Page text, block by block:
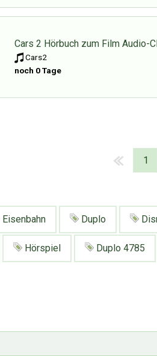
Cars 2 Hörbuch zum Film Audio-
Cars2
noch 0 Tage
1
Eisenbahn Duplo
Hörspiel Duplo 4785